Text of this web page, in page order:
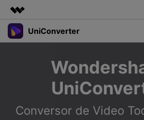
Productos destacados
UniConverter
UniConverter-Convertidor de Video
Características
Convertir de Voz a Texto
Convertir con precisión de
Soluciones
Conversor de Video